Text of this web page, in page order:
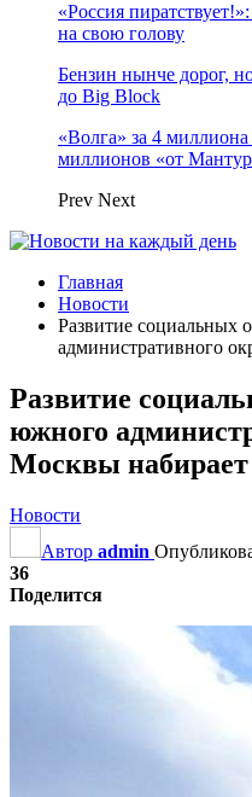
«Россия
на свою голову
Бензин нынче дорог,
до Big Block
«Волга» за 4
миллионов «от
Prev Next
Главная
Новости
Развитие социальных
административного
Развитие
южного
Москвы
Новости
Автор admin
36
Поделится